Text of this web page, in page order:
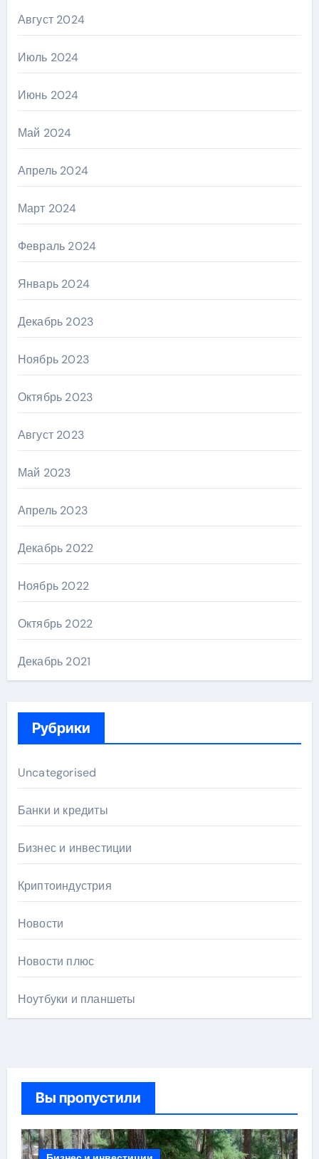
Август 2024
Июль 2024
Июнь 2024
Май 2024
Апрель 2024
Март 2024
Февраль 2024
Январь 2024
Декабрь 2023
Ноябрь 2023
Октябрь 2023
Август 2023
Май 2023
Апрель 2023
Декабрь 2022
Ноябрь 2022
Октябрь 2022
Декабрь 2021
Рубрики
Uncategorised
Банки и кредиты
Бизнес и инвестиции
Криптоиндустрия
Новости
Новости плюс
Ноутбуки и планшеты
Вы пропустили